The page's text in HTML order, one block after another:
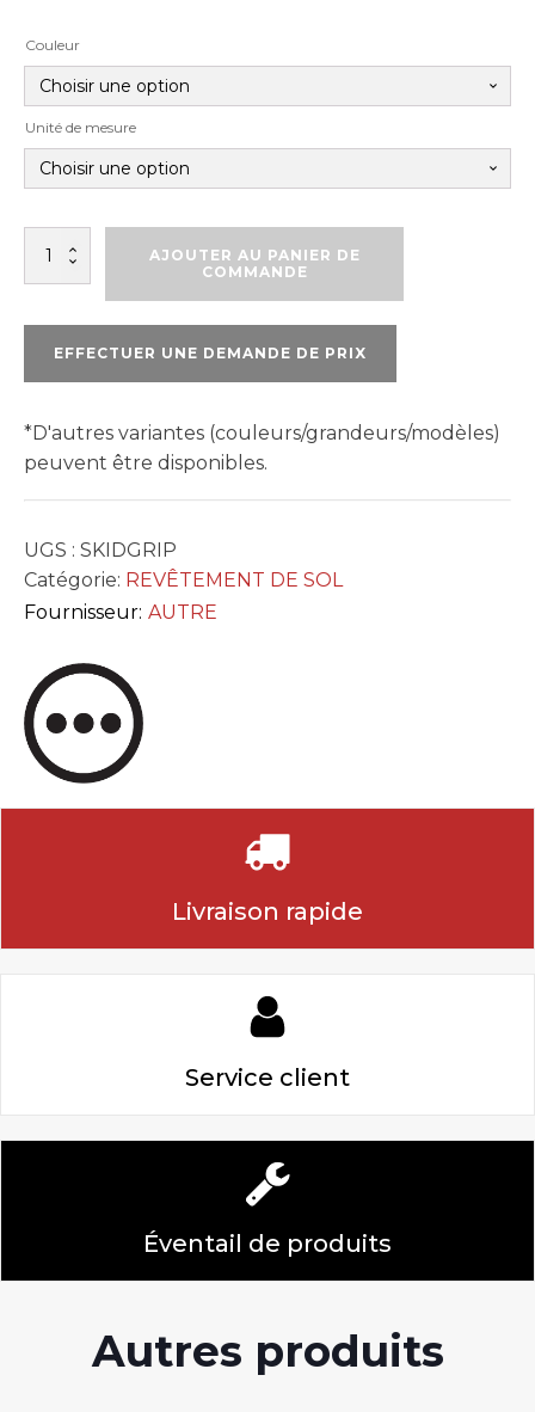
Couleur
Unité de mesure
quantité
AJOUTER AU PANIER DE
COMMANDE
EFFECTUER UNE DEMANDE DE PRIX
*D'autres variantes (couleurs/grandeurs/modèles)
peuvent être disponibles.
UGS : SKIDGRIP
Catégorie: REVÊTEMENT DE SOL
Fournisseur: AUTRE
Livraison rapide
Service client
Éventail de produits
Autres produits